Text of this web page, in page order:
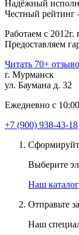
Надёжный
Чеcтный
Работаем с
Предоставляем
Читать 70+
г. Мурманск
ул. Баумана д. 32
Ежедневно с
+7 (900) 938-43-18
Выберите
Наш каталог
Отправьте
Наш